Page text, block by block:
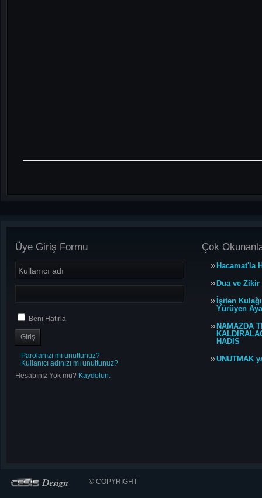
Üye Giriş Formu
Beni Hatırla
Parolanızı mı unuttunuz?
Kullanıcı adınızı mı unuttunuz?
Hesabınız Yok mu? Kaydolun.
Çok
Hacamat'la
Dua ve
İşiten
Yürüyen
NAMAZDA
HADİS
UNUTMAK
© COPYRIGHT